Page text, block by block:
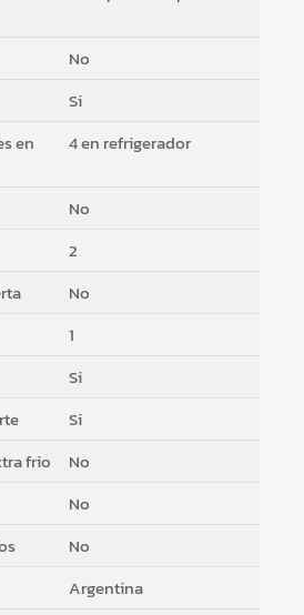
No
Si
en
4 en refrigerador
No
2
No
1
Si
Si
frio
No
No
No
Argentina